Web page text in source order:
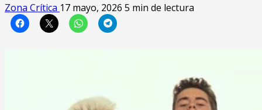
Zona Crítica 17 mayo, 2026 5 min de lectura